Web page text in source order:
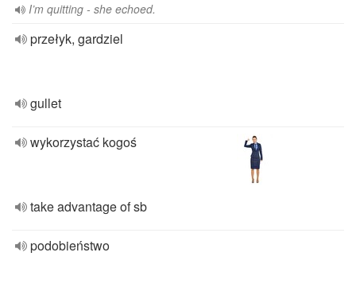
I’m quitting - she echoed.
przełyk, gardziel
gullet
wykorzystać kogoś
take advantage of sb
podobieństwo